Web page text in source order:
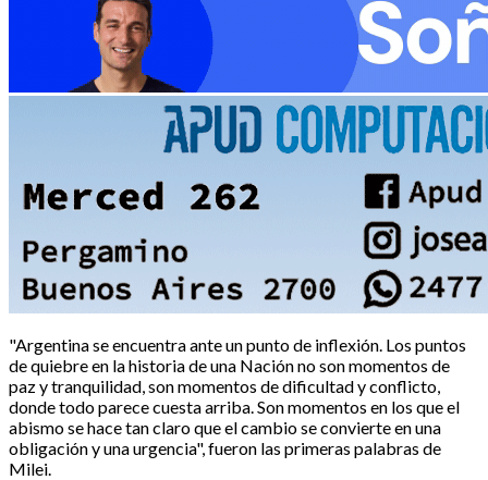
"Argentina se encuentra ante un punto de inflexión. Los puntos
de quiebre en la historia de una Nación no son momentos de
paz y tranquilidad, son momentos de dificultad y conflicto,
donde todo parece cuesta arriba. Son momentos en los que el
abismo se hace tan claro que el cambio se convierte en una
obligación y una urgencia", fueron las primeras palabras de
Milei.